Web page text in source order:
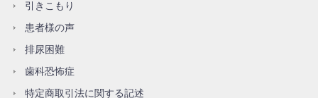
引きこもり
患者様の声
排尿困難
歯科恐怖症
特定商取引法に関する記述